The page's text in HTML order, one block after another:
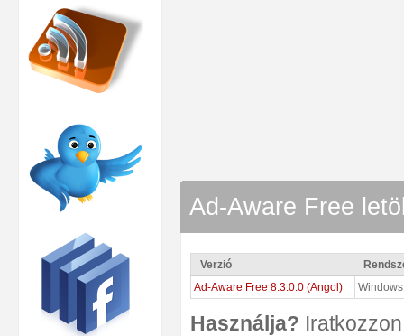
Ad-Aware Free
Verzió
Ad-Aware Free 8.3.0.0 (Angol)
Windows
Használja?